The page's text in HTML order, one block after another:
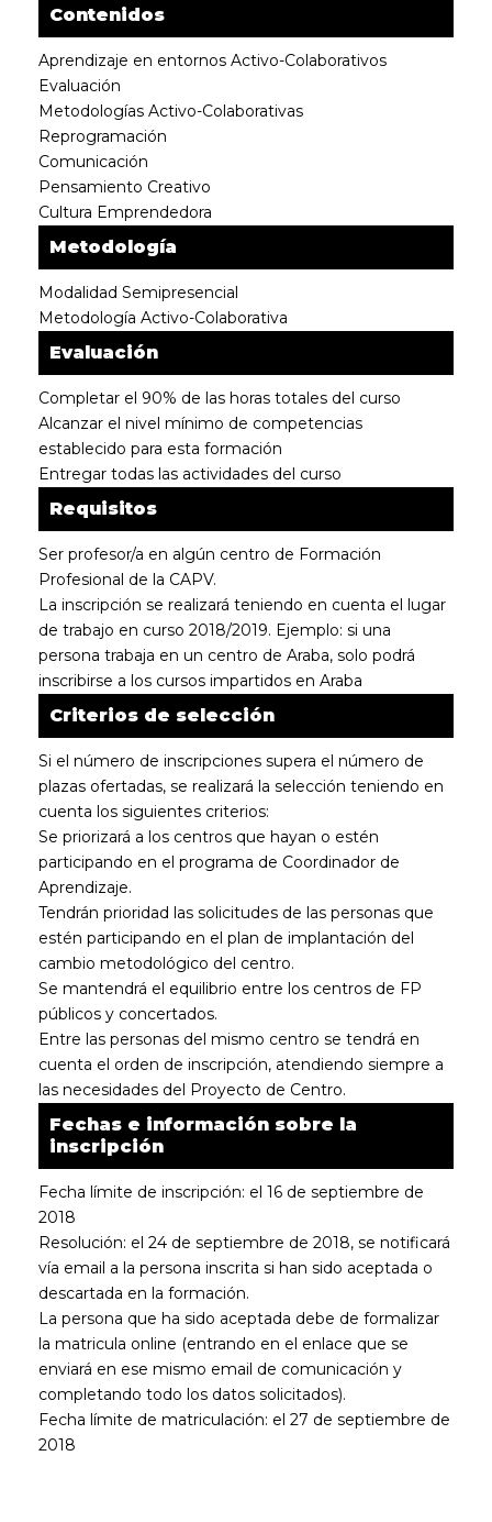
Contenidos
Aprendizaje en entornos Activo-Colaborativos
Evaluación
Metodologías Activo-Colaborativas
Reprogramación
Comunicación
Pensamiento Creativo
Cultura Emprendedora
Metodología
Modalidad Semipresencial
Metodología Activo-Colaborativa
Evaluación
Completar el 90% de las horas totales del curso
Alcanzar el nivel mínimo de competencias
establecido para esta formación
Entregar todas las actividades del curso
Requisitos
Ser profesor/a en algún centro de Formación
Profesional de la CAPV.
La inscripción se realizará teniendo en cuenta el lugar
de trabajo en curso 2018/2019. Ejemplo: si una
persona trabaja en un centro de Araba, solo podrá
inscribirse a los cursos impartidos en Araba
Criterios de selección
Si el número de inscripciones supera el número de
plazas ofertadas, se realizará la selección teniendo en
cuenta los siguientes criterios:
Se priorizará a los centros que hayan o estén
participando en el programa de Coordinador de
Aprendizaje.
Tendrán prioridad las solicitudes de las personas que
estén participando en el plan de implantación del
cambio metodológico del centro.
Se mantendrá el equilibrio entre los centros de FP
públicos y concertados.
Entre las personas del mismo centro se tendrá en
cuenta el orden de inscripción, atendiendo siempre a
las necesidades del Proyecto de Centro.
Fechas e información sobre la
inscripción
Fecha límite de inscripción: el 16 de septiembre de
2018
Resolución: el 24 de septiembre de 2018, se notificará
vía email a la persona inscrita si han sido aceptada o
descartada en la formación.
La persona que ha sido aceptada debe de formalizar
la matricula online (entrando en el enlace que se
enviará en ese mismo email de comunicación y
completando todo los datos solicitados).
Fecha límite de matriculación: el 27 de septiembre de
2018